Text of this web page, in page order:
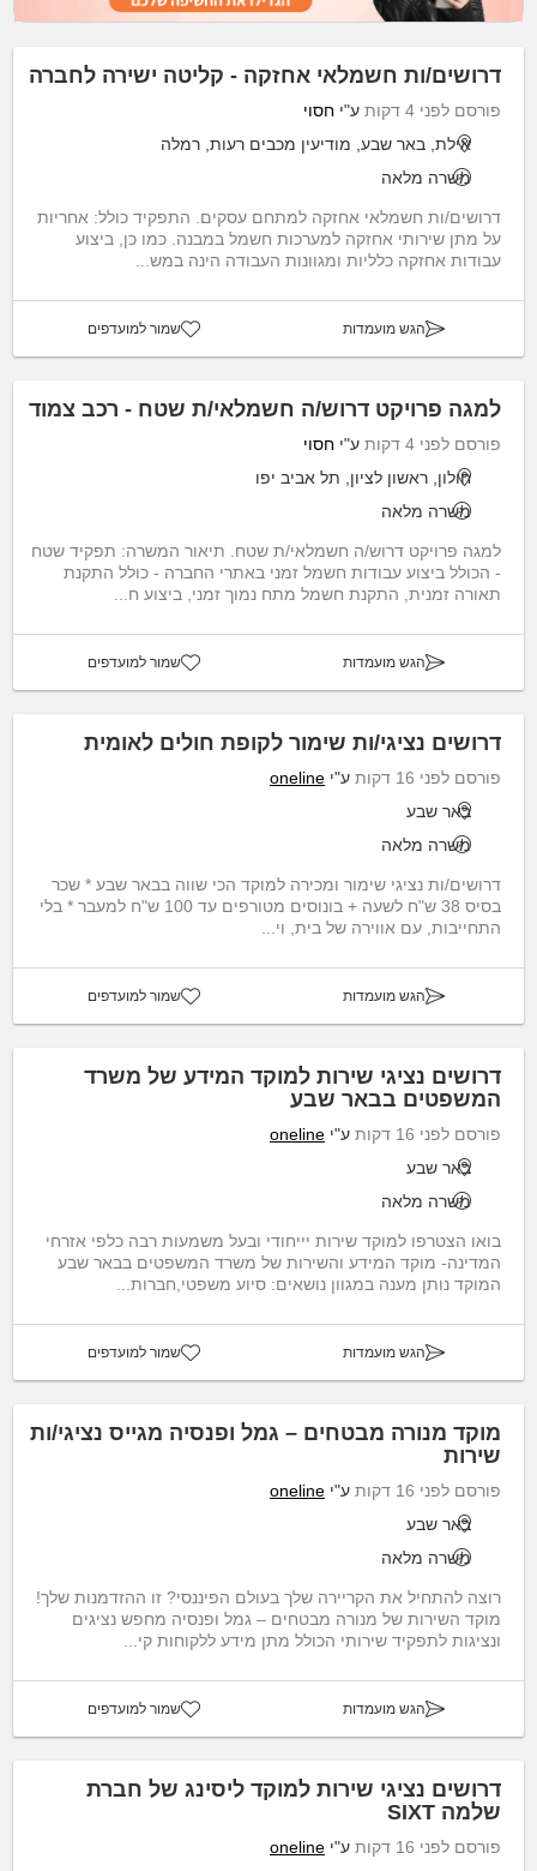
דרושים/ות חשמלאי אחזקה - קליטה ישירה לחברה
פורסם לפני 4 דקות ע"י חסוי
אילת, באר שבע, מודיעין מכבים רעות, רמלה
משרה מלאה
דרושים/ות חשמלאי אחזקה למתחם עסקים. התפקיד כולל: אחריות
על מתן שירותי אחזקה למערכות חשמל במבנה. כמו כן, ביצוע
עבודות אחזקה כלליות ומגוונות העבודה הינה במש...
הגש מועמדות שמור למועדפים
למגה פרויקט דרוש/ה חשמלאי/ת שטח - רכב צמוד
פורסם לפני 4 דקות ע"י חסוי
חולון, ראשון לציון, תל אביב יפו
משרה מלאה
למגה פרויקט דרוש/ה חשמלאי/ת שטח. תיאור המשרה: תפקיד שטח
- הכולל ביצוע עבודות חשמל זמני באתרי החברה - כולל התקנת
תאורה זמנית, התקנת חשמל מתח נמוך זמני, ביצוע ח...
הגש מועמדות שמור למועדפים
דרושים נציגי/ות שימור לקופת חולים לאומית
פורסם לפני 16 דקות ע"י oneline
באר שבע
משרה מלאה
דרושים/ות נציגי שימור ומכירה למוקד הכי שווה בבאר שבע * שכר
בסיס 38 ש"ח לשעה + בונוסים מטורפים עד 100 ש"ח למעבר * בלי
התחייבות, עם אווירה של בית, וי...
הגש מועמדות שמור למועדפים
דרושים נציגי שירות למוקד המידע של משרד
המשפטים בבאר שבע
פורסם לפני 16 דקות ע"י oneline
באר שבע
משרה מלאה
בואו הצטרפו למוקד שירות יייחודי ובעל משמעות רבה כלפי אזרחי
המדינה- מוקד המידע והשירות של משרד המשפטים בבאר שבע
המוקד נותן מענה במגוון נושאים: סיוע משפטי,חברות...
הגש מועמדות שמור למועדפים
מוקד מנורה מבטחים – גמל ופנסיה מגייס נציגי/ות
שירות
פורסם לפני 16 דקות ע"י oneline
באר שבע
משרה מלאה
רוצה להתחיל את הקריירה שלך בעולם הפיננסי? זו ההזדמנות שלך!
מוקד השירות של מנורה מבטחים – גמל ופנסיה מחפש נציגים
ונציגות לתפקיד שירותי הכולל מתן מידע ללקוחות קי...
הגש מועמדות שמור למועדפים
דרושים נציגי שירות למוקד ליסינג של חברת
שלמה SIXT
פורסם לפני 16 דקות ע"י oneline